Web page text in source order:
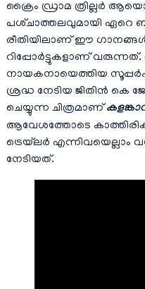
ക്രൈം ഡ്രാമ ത്രില്ലർ
പശ്‌ചാത്തലവുമായി ഏറെ
രീതിയിലാണ് ഈ ഗാനങ്ങൾ
റിപ്പോർട്ടുകളാണ്
നായകനായെത്തിയ
ശ്രദ്ധ നേടിയ ജിതിൻ കെ
ചെയ്യുന്ന ചിത്രമാണ്
ആവേശത്തോടെ
ട്രെയ്‌ലർ എന്നിവയെല്ലാം
നേടിയത്.